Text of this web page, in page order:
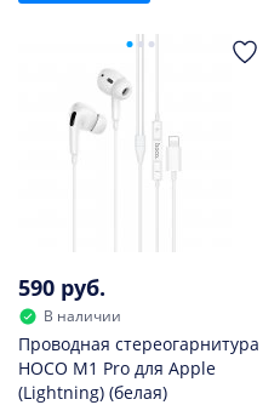
590 руб.
В наличии
Проводная стереогарнитура
HOCO M1 Pro для Apple
(Lightning) (белая)